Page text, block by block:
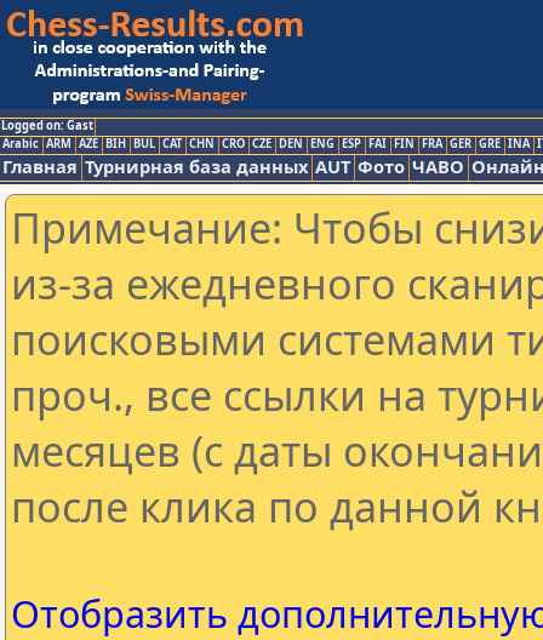
Logged on: Gast
Arabic ARM AZE BIH BUL CAT CHN CRO CZE DEN ENG ESP FAI FIN FRA GER GRE INA
Главная Турнирная база данных AUT Фото ЧАВО
Примечание: Чтобы
из-за ежедневного
поисковыми системами
проч., все ссылки на
месяцев (с даты
после клика по данной
Отобразить